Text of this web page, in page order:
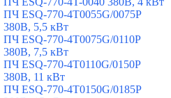
ПЧ ESQ-770-4T0055G/0075P
380В, 5,5 кВт
ПЧ ESQ-770-4T0075G/0110P
380В, 7,5 кВт
ПЧ ESQ-770-4T0110G/0150P
380В, 11 кВт
ПЧ ESQ-770-4T0150G/0185P